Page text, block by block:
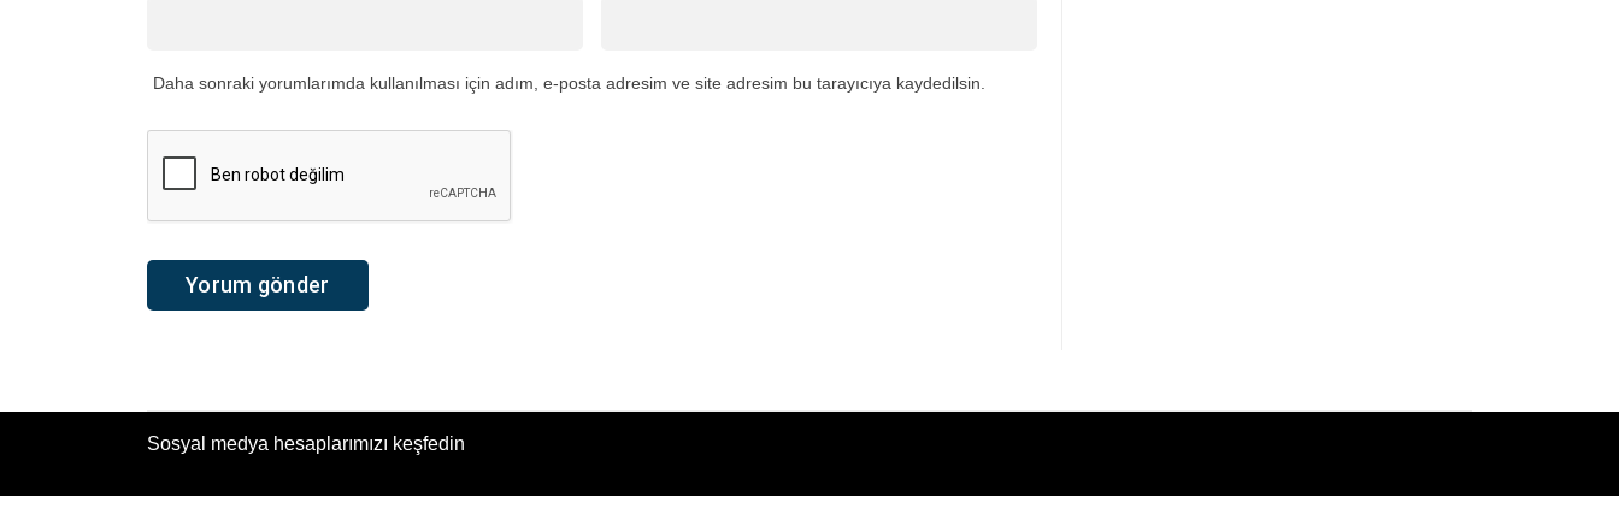
Daha sonraki yorumlarımda kullanılması için adım, e-posta adresim ve site adresim bu tarayıcıya kaydedilsin.
Sosyal medya hesaplarımızı keşfedin